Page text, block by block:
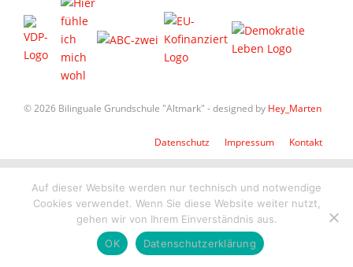
© 2026 Bilinguale Grundschule "Altmark" - designed by Hey_Marten
Datenschutz Impressum Kontakt
Auf dieser Website werden nur technisch und notwendige
Cookies verwendet. Wenn Sie diese Website weiter nutzt,
gehen wir von Ihrem Einverständnis aus.
OK
Datenschutzerklärung